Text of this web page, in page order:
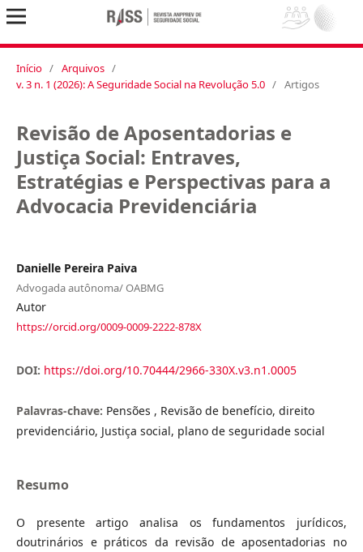
Início / Arquivos /
v. 3 n. 1 (2026): A Seguridade Social na Revolução 5.0 / Artigos
Revisão de Aposentadorias e
Justiça Social: Entraves,
Estratégias e Perspectivas para a
Advocacia Previdenciária
Danielle Pereira Paiva
Advogada autônoma/ OABMG
Autor
https://orcid.org/0009-0009-2222-878X
DOI: https://doi.org/10.70444/2966-330X.v3.n1.0005
Palavras-chave: Pensões , Revisão de benefício, direito
previdenciário, Justiça social, plano de seguridade social
Resumo
O presente artigo analisa os fundamentos jurídicos,
doutrinários e práticos da revisão de aposentadorias no